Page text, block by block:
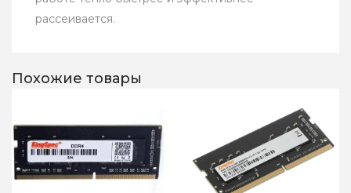
рассеивается.
Похожие товары